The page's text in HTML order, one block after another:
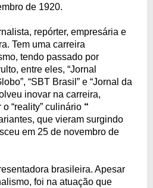
de 1920.
repórter, empresária e
Tem uma carreira
tendo passado por
entre eles, “Jornal
“SBT Brasil” e “Jornal da
inovar na carreira,
“reality” culinário “
que vieram surgindo
em 25 de novembro de
brasileira. Apesar
foi na atuação que